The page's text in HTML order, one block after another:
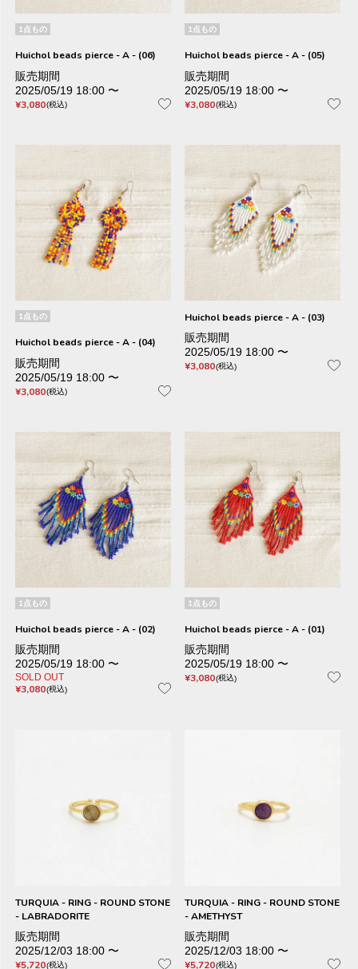
1点もの
Huichol beads pierce - A - (06)
販売期間
2025/05/19 18:00 〜
¥3,080 税込
1点もの
Huichol beads pierce - A - (05)
販売期間
2025/05/19 18:00 〜
¥3,080 税込
1点もの
Huichol beads pierce - A - (04)
販売期間
2025/05/19 18:00 〜
¥3,080 税込
Huichol beads pierce - A - (03)
販売期間
2025/05/19 18:00 〜
¥3,080 税込
1点もの
Huichol beads pierce - A - (02)
販売期間
2025/05/19 18:00 〜
SOLD OUT
¥3,080 税込
1点もの
Huichol beads pierce - A - (01)
販売期間
2025/05/19 18:00 〜
¥3,080 税込
TURQUIA - RING - ROUND STONE
- LABRADORITE
販売期間
2025/12/03 18:00 〜
¥5,720 税込
TURQUIA - RING - ROUND STONE
- AMETHYST
販売期間
2025/12/03 18:00 〜
¥5,720 税込